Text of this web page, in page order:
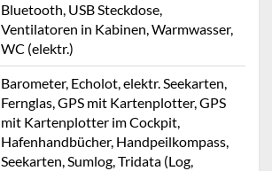
Bluetooth, USB Steckdose,
Ventilatoren in Kabinen, Warmwasser,
WC (elektr.)
Barometer, Echolot, elektr. Seekarten,
Fernglas, GPS mit Kartenplotter, GPS
mit Kartenplotter im Cockpit,
Hafenhandbücher, Handpeilkompass,
Seekarten, Sumlog, Tridata (Log,